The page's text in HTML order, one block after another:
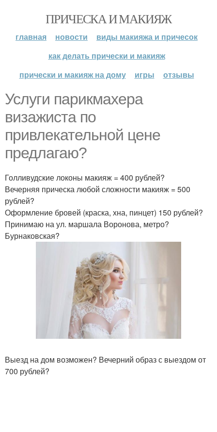
ПРИЧЕСКА И МАКИЯЖ
главная новости
виды макияжа и причесок
как делать прически и макияж
прически и макияж на дому
игры отзывы
Услуги парикмахера
визажиста по
привлекательной цене
предлагаю?
Голливудские локоны макияж = 400 рублей?
Вечерняя прическа любой сложности макияж = 500
рублей?
Оформление бровей (краска, хна, пинцет) 150 рублей?
Принимаю на ул. маршала Воронова, метро?
Бурнаковская?
Выезд на дом возможен? Вечерний образ с выездом от
700 рублей?